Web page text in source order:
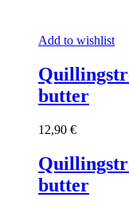
Add to wishlist
butter
12,90 €
butter